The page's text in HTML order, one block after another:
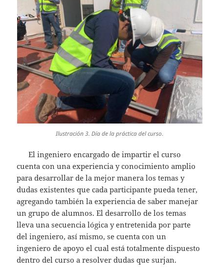
Ilustración 3. Día de la práctica del curso.
El ingeniero encargado de impartir el curso
cuenta con una experiencia y conocimiento amplio
para desarrollar de la mejor manera los temas y
dudas existentes que cada participante pueda tener,
agregando también la experiencia de saber manejar
un grupo de alumnos. El desarrollo de los temas
lleva una secuencia lógica y entretenida por parte
del ingeniero, así mismo, se cuenta con un
ingeniero de apoyo el cual está totalmente dispuesto
dentro del curso a resolver dudas que surjan.